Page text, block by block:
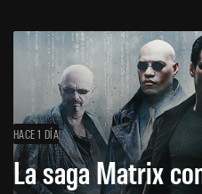
HACE 1 DÍA
La saga Matrix